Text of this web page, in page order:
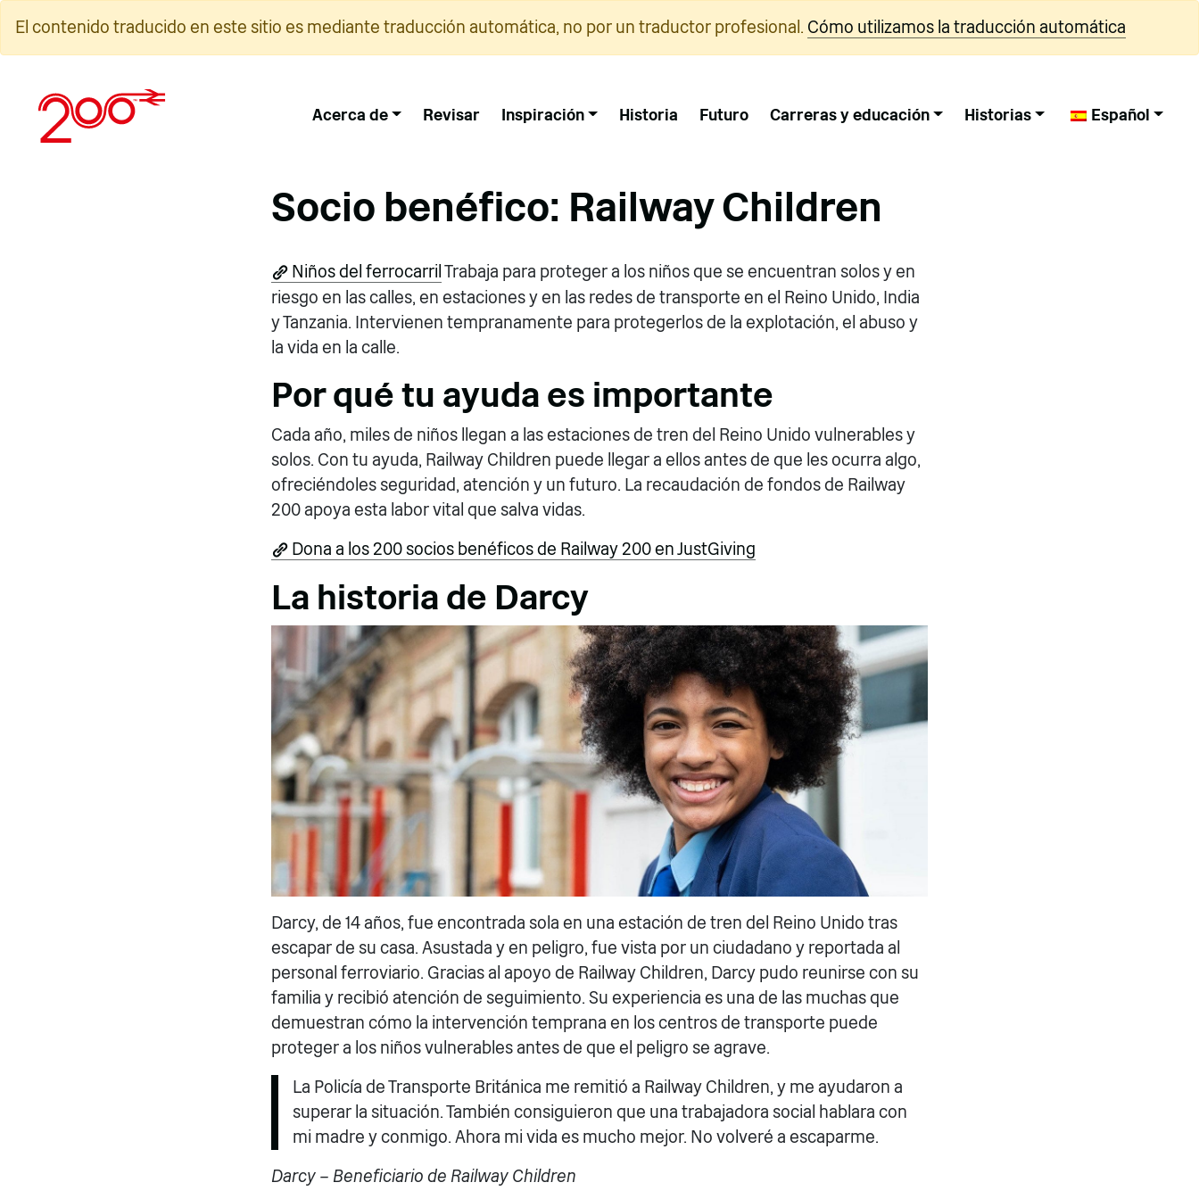
contenido
El contenido traducido en este sitio es mediante traducción automática, no por un traductor profesional. Cómo utilizamos la traducción automática
Acerca de Revisar Inspiración Historia Futuro Carreras y educación Historias Español
Socio benéfico: Railway Children
Niños del ferrocarril Trabaja para proteger a los niños que se encuentran solos y en
riesgo en las calles, en estaciones y en las redes de transporte en el Reino Unido, India
y Tanzania. Intervienen tempranamente para protegerlos de la explotación, el abuso y
la vida en la calle.
Por qué tu ayuda es importante
Cada año, miles de niños llegan a las estaciones de tren del Reino Unido vulnerables y
solos. Con tu ayuda, Railway Children puede llegar a ellos antes de que les ocurra algo,
ofreciéndoles seguridad, atención y un futuro. La recaudación de fondos de Railway
200 apoya esta labor vital que salva vidas.
Dona a los 200 socios benéficos de Railway 200 en JustGiving
La historia de Darcy
Darcy, de 14 años, fue encontrada sola en una estación de tren del Reino Unido tras
escapar de su casa. Asustada y en peligro, fue vista por un ciudadano y reportada al
personal ferroviario. Gracias al apoyo de Railway Children, Darcy pudo reunirse con su
familia y recibió atención de seguimiento. Su experiencia es una de las muchas que
demuestran cómo la intervención temprana en los centros de transporte puede
proteger a los niños vulnerables antes de que el peligro se agrave.
La Policía de Transporte Británica me remitió a Railway Children, y me ayudaron a
superar la situación. También consiguieron que una trabajadora social hablara con
mi madre y conmigo. Ahora mi vida es mucho mejor. No volveré a escaparme.
Darcy – Beneficiario de Railway Children